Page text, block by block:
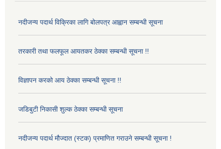
नदीजन्य पदार्थ विक्रिका लागि बोलपत्र आह्वान सम्बन्धी सूचना
तरकारी तथा फलफूल आयतकर ठेक्का सम्बन्धी सूचना !!
विज्ञापन करको आय ठेक्का सम्बन्धी सूचना !!
जडिबुटी निकासी शुल्क ठेक्का सम्बन्धी सूचना
नदीजन्य पदार्थ मौज्दात (स्टक) प्रमाणित गराउने सम्बन्धी सूचना !